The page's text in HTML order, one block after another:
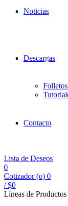
Noticias
Descargas
Contacto
Lista de Deseos
0
Cotizador (o) 0
/ $0
Líneas de Productos